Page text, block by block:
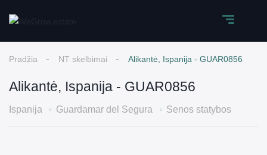
Pradžia NT skelbimai Alikantė, Ispanija - GUAR0856
Alikantė, Ispanija - GUAR0856
Ispanija Guardamar del Segura Senos statybos